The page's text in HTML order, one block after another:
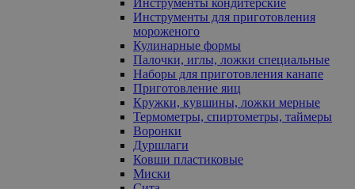
Инструменты для приготовления
мороженого
Кулинарные формы
Палочки, иглы, ложки специальные
Наборы для приготовления канапе
Приготовление яиц
Кружки, кувшины, ложки мерные
Термометры, спиртометры, таймеры
Воронки
Дуршлаги
Ковши пластиковые
Миски